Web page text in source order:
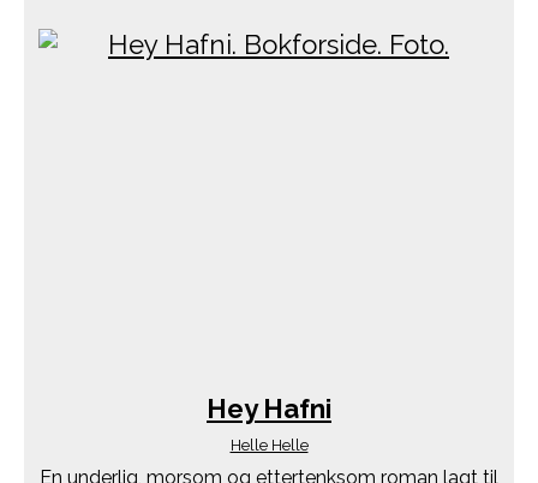
Hey Hafni
Helle Helle
En underlig, morsom og ettertenksom roman lagt til